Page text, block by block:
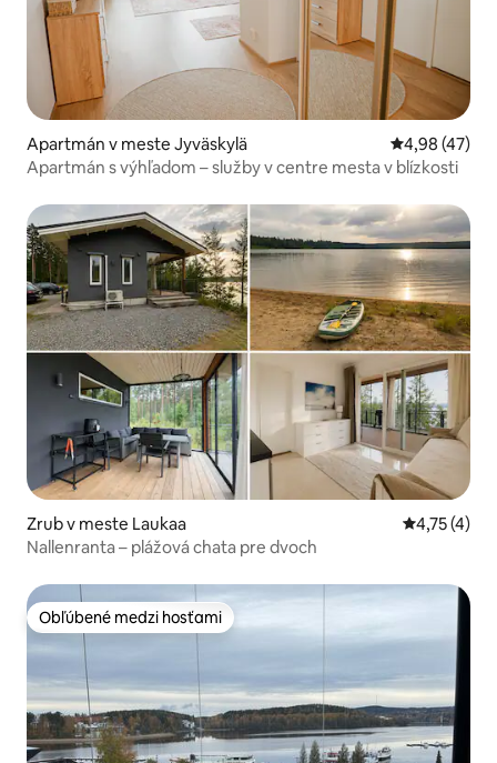
Apartmán v meste Jyväskylä Priemerné
4,98 (47)
Apartmán s výhľadom – služby v centre mesta v blízkosti
Zrub v meste Laukaa Priemerné
4,75 (4)
Nallenranta – plážová chata pre dvoch
Obľúbené medzi hosťami
Obľúbené medzi hosťami